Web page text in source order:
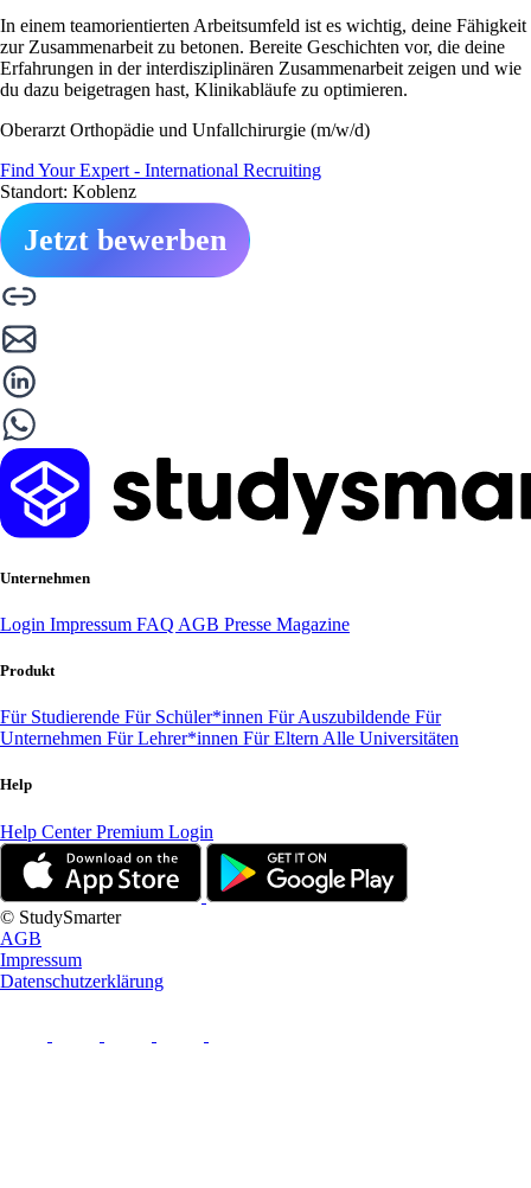
In einem teamorientierten Arbeitsumfeld ist es wichtig, deine Fähigkeit
zur Zusammenarbeit zu betonen. Bereite Geschichten vor, die deine
Erfahrungen in der interdisziplinären Zusammenarbeit zeigen und wie
du dazu beigetragen hast, Klinikabläufe zu optimieren.
Oberarzt Orthopädie und Unfallchirurgie (m/w/d)
Find Your Expert - International Recruiting
Standort: Koblenz
Jetzt bewerben
Unternehmen
Login Impressum FAQ AGB Presse Magazine
Produkt
Für Studierende Für Schüler*innen Für Auszubildende Für
Unternehmen Für Lehrer*innen Für Eltern Alle Universitäten
Help
Help CenterPremium Login
© StudySmarter
AGB
Impressum
Datenschutzerklärung